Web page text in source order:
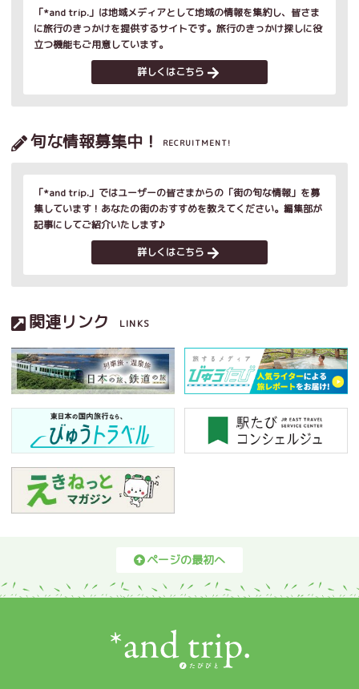
「*and trip.」は地域メディアとして地域の情報を集約し、皆さま
に旅行のきっかけを提供するサイトです。旅行のきっかけ探しに役
立つ機能もご用意しています。
詳しくはこちら
旬な情報募集中！ RECRUITMENT!
「*and trip.」ではユーザーの皆さまからの「街の旬な情報」を募
集しています！あなたの街のおすすめを教えてください。編集部が
記事にしてご紹介いたします♪
詳しくはこちら
関連リンク LINKS
ページの最初へ